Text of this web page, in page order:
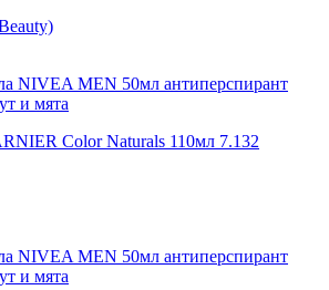
Color Naturals 110мл 7.132